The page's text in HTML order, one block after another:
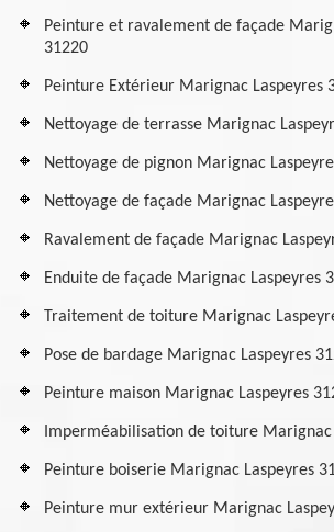
Peinture et ravalement de façade
31220
Peinture Extérieur Marignac Laspeyres
Nettoyage de terrasse Marignac
Nettoyage de pignon Marignac
Nettoyage de façade Marignac
Ravalement de façade Marignac
Enduite de façade Marignac Laspeyres
Traitement de toiture Marignac
Pose de bardage Marignac Laspeyres
Peinture maison Marignac Laspeyres
Imperméabilisation de toiture Marignac
Peinture boiserie Marignac Laspeyres
Peinture mur extérieur Marignac